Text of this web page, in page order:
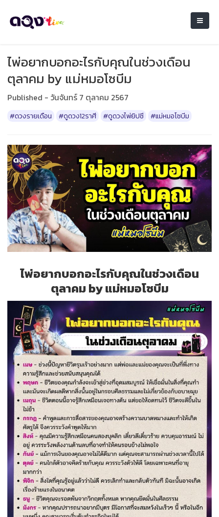
ไพ่อยากบอกอะไรกับคุณในช่วงเดือน
ตุลาคม by แม่หมอโซบีม
Published - วันจันทร์ 7 ตุลาคม 2567
#ดวงรายเดือน #ดูดวง12ราศี #ดูดวงไพ่ยิปซี #แม่หมอโซบีม
ไพ่อยากบอกอะไรกับคุณในช่วงเดือน
ตุลาคม by แม่หมอโซบีม